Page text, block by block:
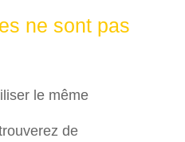
ne sont pas
le même
de